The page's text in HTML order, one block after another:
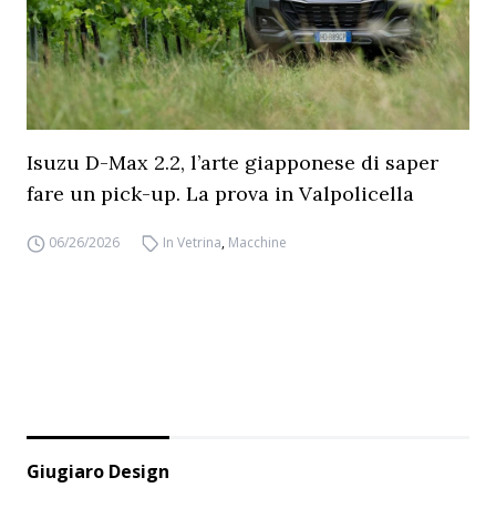
Isuzu D-Max 2.2, l’arte giapponese di saper
fare un pick-up. La prova in Valpolicella
06/26/2026 In Vetrina, Macchine
Giugiaro Design